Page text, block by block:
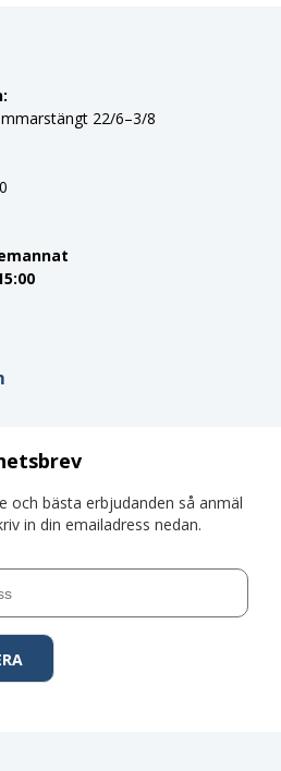
och bästa erbjudanden så anmäl
in din emailadress nedan.
22/6–3/8